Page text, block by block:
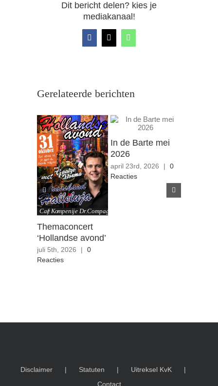
Dit bericht delen? kies je
mediakanaal!
Facebook
X WhatsApp
Gerelateerde berichten
Themaconcert
‘Hollandse avond’
juli 5th, 2026 |
0
Reacties
In de Barte mei
2026
april 23rd, 2026 |
0
Reacties
Disclaimer Statuten
Uitreksel KvK
Contact